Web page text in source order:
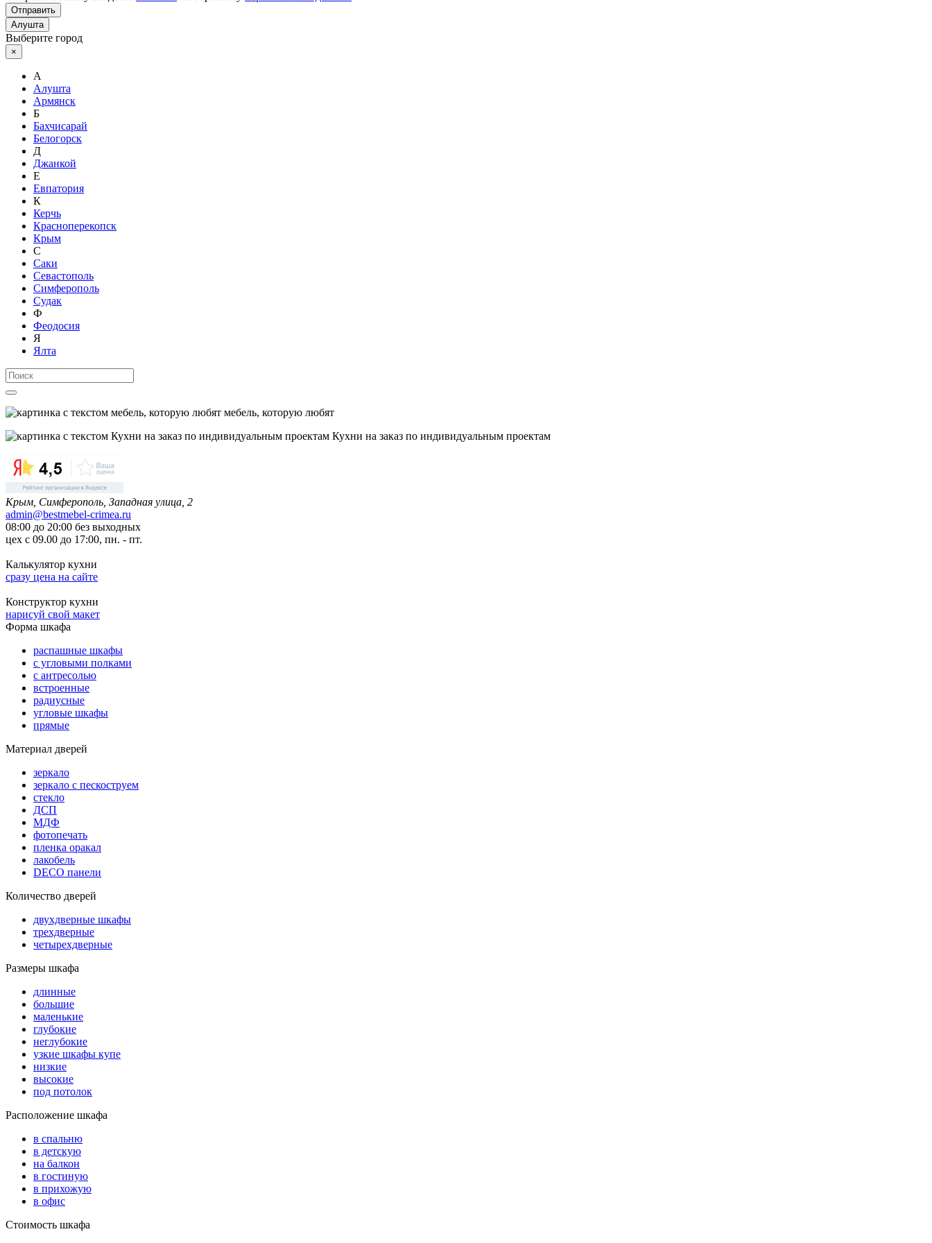
Отправить
Алушта
Выберите город
×
А
Алушта
Армянск
Б
Бахчисарай
Белогорск
Д
Джанкой
Е
Евпатория
К
Керчь
Красноперекопск
Крым
С
Саки
Севастополь
Симферополь
Судак
Ф
Феодосия
Я
Ялта
мебель, которую любят
Кухни на заказ по индивидуальным проектам
Крым, Симферополь, Западная улица, 2
admin@bestmebel-crimea.ru
08:00 до 20:00 без выходных
цех с 09.00 до 17:00, пн. - пт.
Калькулятор кухни
сразу цена на сайте
Конструктор кухни
нарисуй свой макет
Форма шкафа
распашные шкафы
с угловыми полками
с антресолью
встроенные
радиусные
угловые шкафы
прямые
Материал дверей
зеркало
зеркало с пескоструем
стекло
ДСП
МДФ
фотопечать
пленка оракал
лакобель
DECO панели
Количество дверей
двухдверные шкафы
трехдверные
четырехдверные
Размеры шкафа
длинные
большие
маленькие
глубокие
неглубокие
узкие шкафы купе
низкие
высокие
под потолок
Расположение шкафа
в спальню
в детскую
на балкон
в гостиную
в прихожую
в офис
Стоимость шкафа